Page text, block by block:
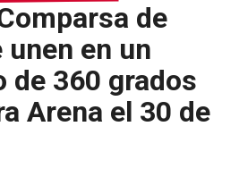
de
unen en un
de 360 grados
Arena el 30 de